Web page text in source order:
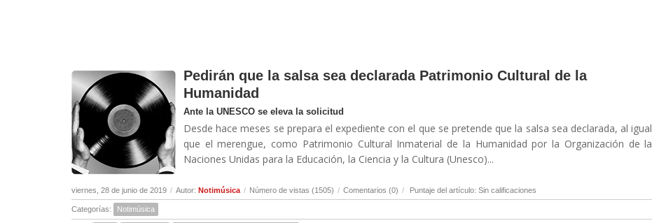
Pedirán que la salsa sea declarada Patrimonio Cultural de la
Humanidad
Ante la UNESCO se eleva la solicitud
Desde hace meses se prepara el expediente con el que se pretende que la salsa sea declarada, al igual
que el merengue, como Patrimonio Cultural Inmaterial de la Humanidad por la Organización de la
Naciones Unidas para la Educación, la Ciencia y la Cultura (Unesco)...
viernes, 28 de junio de 2019 / Autor: Notimúsica / Número de vistas (1505) / Comentarios (0) / Puntaje del artículo: Sin calificaciones
Categorías: Notimúsica